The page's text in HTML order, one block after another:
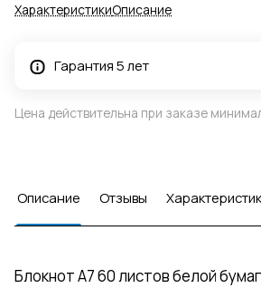
ХарактеристикиОписание
Гарантия 5 лет
Цена действительна при заказе
Описание Отзывы
Блокнот А7 60 листов белой